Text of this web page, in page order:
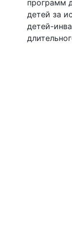
программ
детей за
детей-